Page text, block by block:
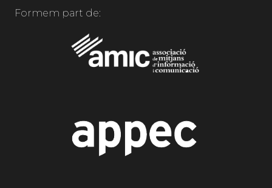
Formem part de: